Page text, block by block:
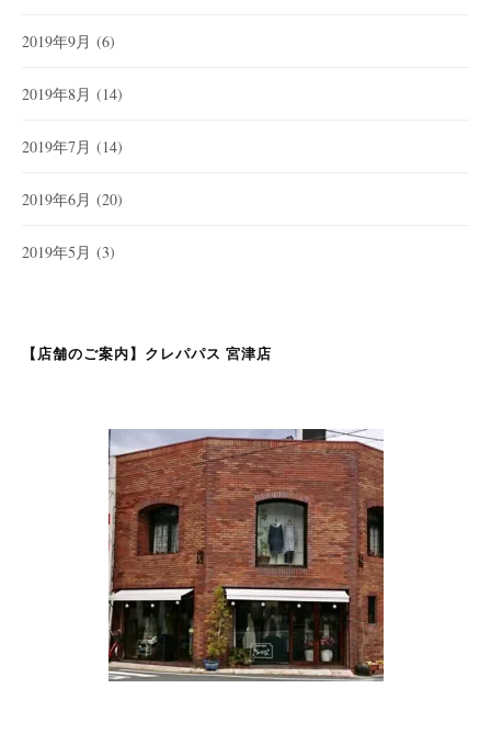
2019年9月 (6)
2019年8月 (14)
2019年7月 (14)
2019年6月 (20)
2019年5月 (3)
【店舗のご案内】クレパパス 宮津店